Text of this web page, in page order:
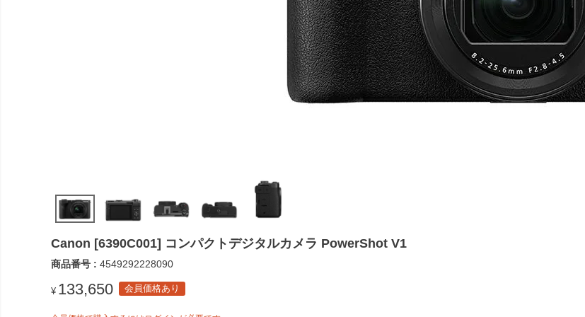
Canon [6390C001] コンパクトデジタルカメラ PowerShot V1
商品番号 4549292228090
¥ 133,650 会員価格あり